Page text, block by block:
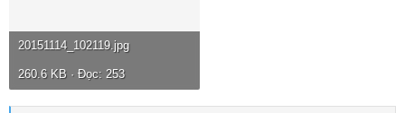
20151114_102119.jpg
260.6 KB · Đọc: 253